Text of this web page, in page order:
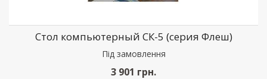
Стол компьютерный СК-5 (серия Флеш)
Пiд замовлення
3 901 грн.